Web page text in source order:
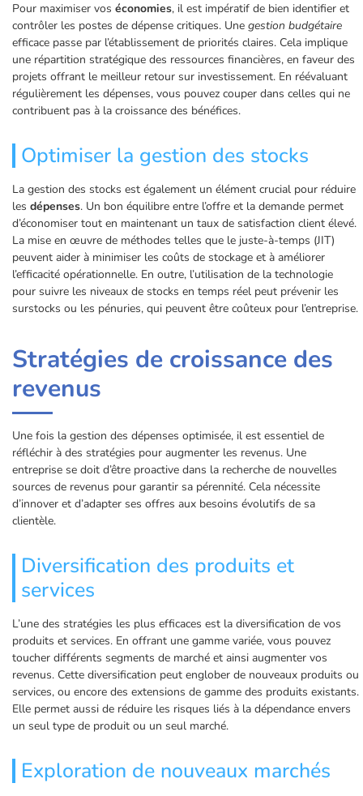
Pour maximiser vos économies, il est impératif de bien identifier et
contrôler les postes de dépense critiques. Une gestion budgétaire
efficace passe par l’établissement de priorités claires. Cela implique
une répartition stratégique des ressources financières, en faveur des
projets offrant le meilleur retour sur investissement. En réévaluant
régulièrement les dépenses, vous pouvez couper dans celles qui ne
contribuent pas à la croissance des bénéfices.
Optimiser la gestion des stocks
La gestion des stocks est également un élément crucial pour réduire
les dépenses. Un bon équilibre entre l’offre et la demande permet
d’économiser tout en maintenant un taux de satisfaction client élevé.
La mise en œuvre de méthodes telles que le juste-à-temps (JIT)
peuvent aider à minimiser les coûts de stockage et à améliorer
l’efficacité opérationnelle. En outre, l’utilisation de la technologie
pour suivre les niveaux de stocks en temps réel peut prévenir les
surstocks ou les pénuries, qui peuvent être coûteux pour l’entreprise.
Stratégies de croissance des
revenus
Une fois la gestion des dépenses optimisée, il est essentiel de
réfléchir à des stratégies pour augmenter les revenus. Une
entreprise se doit d’être proactive dans la recherche de nouvelles
sources de revenus pour garantir sa pérennité. Cela nécessite
d’innover et d’adapter ses offres aux besoins évolutifs de sa
clientèle.
Diversification des produits et
services
L’une des stratégies les plus efficaces est la diversification de vos
produits et services. En offrant une gamme variée, vous pouvez
toucher différents segments de marché et ainsi augmenter vos
revenus. Cette diversification peut englober de nouveaux produits ou
services, ou encore des extensions de gamme des produits existants.
Elle permet aussi de réduire les risques liés à la dépendance envers
un seul type de produit ou un seul marché.
Exploration de nouveaux marchés